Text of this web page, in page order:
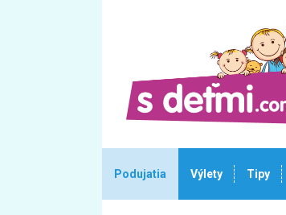
Podujatia Výlety Tipy